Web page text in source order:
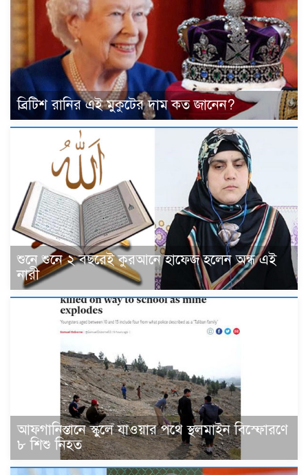
ব্রিটিশ রানির এই মুকুটের দাম কত জানেন?
শুনে শুনে ২ বছরেই কুরআনে হাফেজ হলেন অন্ধ এই
নারী
আফগানিস্তানে স্কুলে যাওয়ার পথে স্থলমাইন বিস্ফোরণে
৮ শিশু নিহত